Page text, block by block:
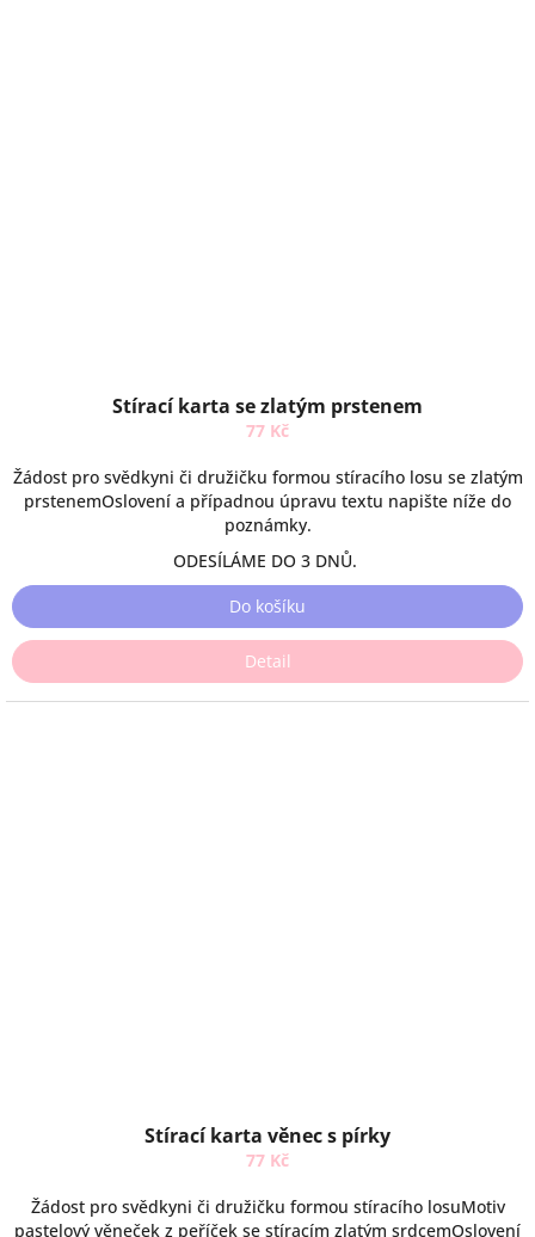
Stírací karta se zlatým prstenem
77 Kč
Žádost pro svědkyni či družičku formou stíracího losu se zlatým
prstenemOslovení a případnou úpravu textu napište níže do
poznámky.
ODESÍLÁME DO 3 DNŮ.
Do košíku
Detail
Stírací karta věnec s pírky
77 Kč
Žádost pro svědkyni či družičku formou stíracího losuMotiv
pastelový věneček z peříček se stíracím zlatým srdcemOslovení